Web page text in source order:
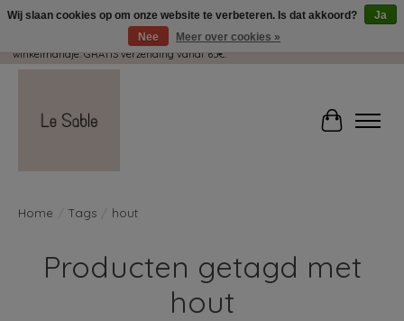
Wij pakken met plezier jouw kadootjes GRATIS in! Duid dit zeker aan in je
winkelmandje. GRATIS verzending vanaf 65€.
Home Tags hout
Producten getagd met
hout
Wij slaan cookies op om onze website te verbeteren. Is dat akkoord?
Ja
Nee
Meer over cookies »